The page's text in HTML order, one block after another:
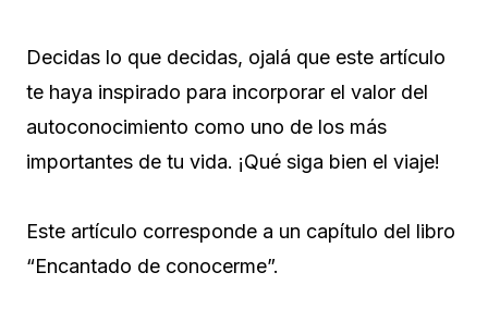
Decidas lo que decidas, ojalá que este artículo
te haya inspirado para incorporar el valor del
autoconocimiento como uno de los más
importantes de tu vida. ¡Qué siga bien el viaje!
Este artículo corresponde a un capítulo del libro
“Encantado de conocerme”.